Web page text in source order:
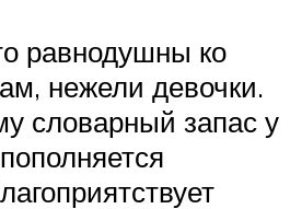
равнодушны ко
нежели девочки.
словарный запас у